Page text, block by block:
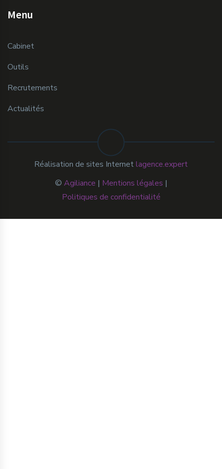
Menu
Cabinet
Outils
Recrutements
Actualités
© Agiliance | Mentions légales |
Politiques de confidentialité
Réalisation de sites Internetlagence.expert